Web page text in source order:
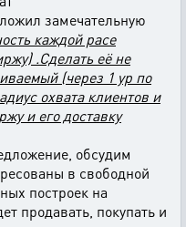
замечательную
каждой расе
.Сделать её не
(через 1 ур по
охвата клиентов и
и его доставку
обсудим
в свободной
построек на
продавать, покупать и